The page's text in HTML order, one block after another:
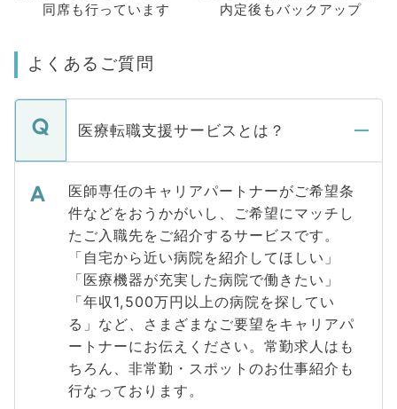
同席も行っています
内定後もバックアップ
よくあるご質問
医療転職支援サービスとは？
医師専任のキャリアパートナーがご希望条
件などをおうかがいし、ご希望にマッチし
たご入職先をご紹介するサービスです。
「自宅から近い病院を紹介してほしい」
「医療機器が充実した病院で働きたい」
「年収1,500万円以上の病院を探してい
る」など、さまざまなご要望をキャリアパ
ートナーにお伝えください。常勤求人はも
ちろん、非常勤・スポットのお仕事紹介も
行なっております。